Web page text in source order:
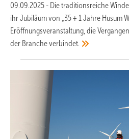
09.09.2025 - Die traditionsreiche
ihr Jubiläum von „35 + 1 Jahre Husum
Eröffnungsveranstaltung, die
der Brancheverbindet.